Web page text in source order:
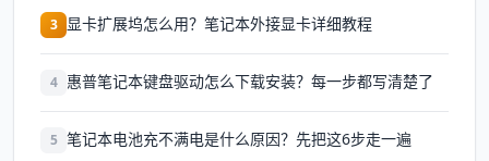
3 显卡扩展坞怎么用？笔记本外接显卡详细教程
4 惠普笔记本键盘驱动怎么下载安装？每一步都写清楚了
5 笔记本电池充不满电是什么原因？先把这6步走一遍